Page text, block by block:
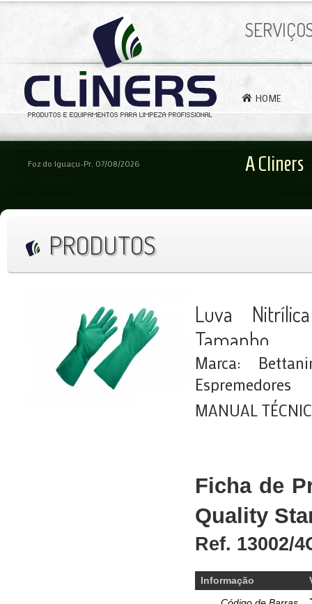
HOME
Foz do Iguaçu-Pr, 07/08/2026 A Cliners
PRODUTOS
Luva
Tamanho
Marca:
Espremedores
MANUAL
Ficha de
Quality
Ref. 13002/
Informação